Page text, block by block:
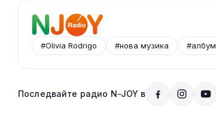
#Olivia Rodrigo #нова музика #албум
Последвайте радио N-JOY в